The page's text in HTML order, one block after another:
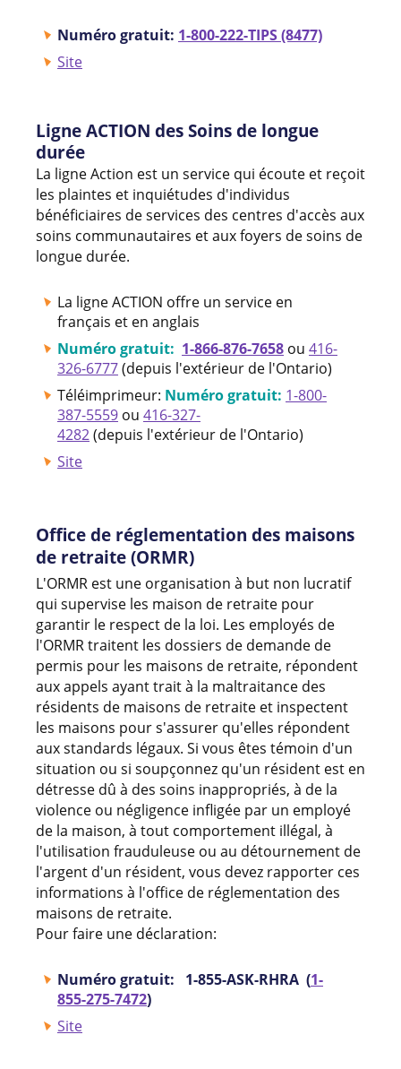
Numéro gratuit: 1-800-222-TIPS (8477)
Site
Ligne ACTION des Soins de longue
durée
La ligne Action est un service qui écoute et reçoit
les plaintes et inquiétudes d'individus
bénéficiaires de services des centres d'accès aux
soins communautaires et aux foyers de soins de
longue durée.
La ligne ACTION offre un service en
français et en anglais
Numéro gratuit: 1-866-876-7658 ou 416-
326-6777(depuis l'extérieur de l'Ontario)
Téléimprimeur: Numéro gratuit: 1-800-
387-5559 ou 416-327-
4282(depuis l'extérieur de l'Ontario)
Site
Office de réglementation des maisons
de retraite (ORMR)
L'ORMR est une organisation à but non lucratif
qui supervise les maison de retraite pour
garantir le respect de la loi. Les employés de
l'ORMR traitent les dossiers de demande de
permis pour les maisons de retraite, répondent
aux appels ayant trait à la maltraitance des
résidents de maisons de retraite et inspectent
les maisons pour s'assurer qu'elles répondent
aux standards légaux. Si vous êtes témoin d'un
situation ou si soupçonnez qu'un résident est en
détresse dû à des soins inappropriés, à de la
violence ou négligence infligée par un employé
de la maison, à tout comportement illégal, à
l'utilisation frauduleuse ou au détournement de
l'argent d'un résident, vous devez rapporter ces
informations à l'office de réglementation des
maisons de retraite.
Pour faire une déclaration:
Numéro gratuit: 1-855-ASK-RHRA (1-
855-275-7472)
Site